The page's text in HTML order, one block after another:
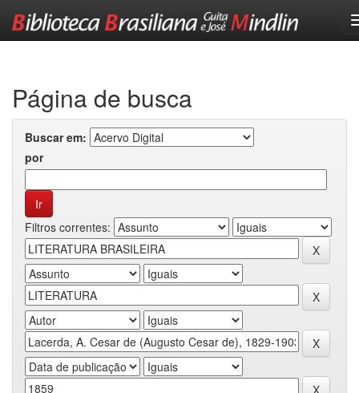
Página de busca
Buscar em:
por
Filtros correntes: